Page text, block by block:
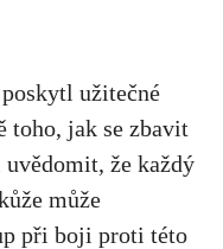
užitečné
⁣toho, jak se zbavit
že⁤ každý
může
⁤při​ boji⁤ proti této